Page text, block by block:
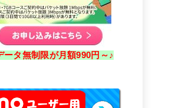
ータ無制限が月額990円～♪